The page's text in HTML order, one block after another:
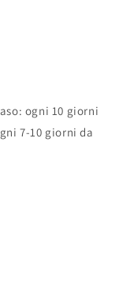
ogni 10 giorni
7-10 giorni da